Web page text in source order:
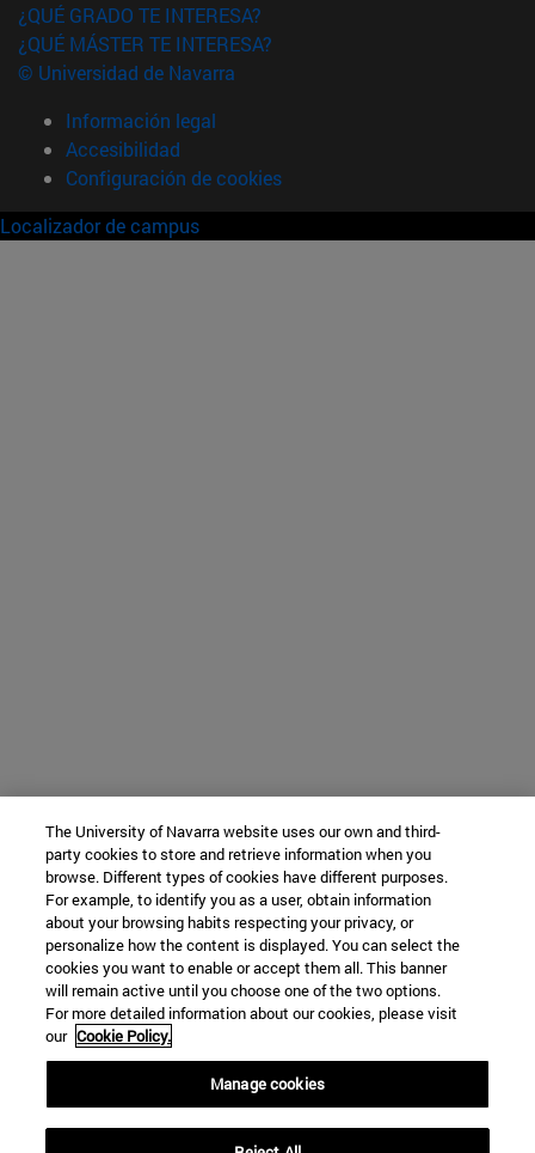
¿QUÉ GRADO TE INTERESA?
¿QUÉ MÁSTER TE INTERESA?
© Universidad de Navarra
Información legal
Accesibilidad
Configuración de cookies
Localizador de campus
The University of Navarra website uses our own and third-
party cookies to store and retrieve information when you
browse. Different types of cookies have different purposes.
For example, to identify you as a user, obtain information
about your browsing habits respecting your privacy, or
personalize how the content is displayed. You can select the
cookies you want to enable or accept them all. This banner
will remain active until you choose one of the two options.
For more detailed information about our cookies, please visit
our Cookie Policy.
Manage cookies